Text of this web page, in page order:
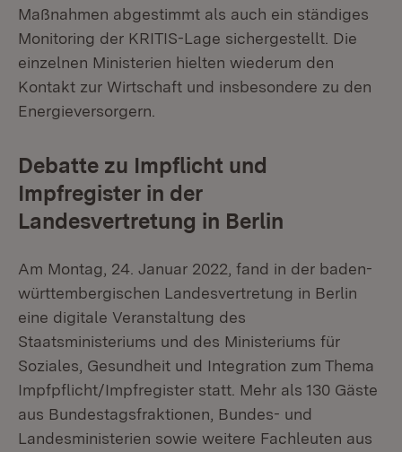
Maßnahmen abgestimmt als auch ein ständiges
Monitoring der KRITIS-Lage sichergestellt. Die
einzelnen Ministerien hielten wiederum den
Kontakt zur Wirtschaft und insbesondere zu den
Energieversorgern.
Debatte zu Impflicht und
Impfregister in der
Landesvertretung in Berlin
Am Montag, 24. Januar 2022, fand in der baden-
württembergischen Landesvertretung in Berlin
eine digitale Veranstaltung des
Staatsministeriums und des Ministeriums für
Soziales, Gesundheit und Integration zum Thema
Impfpflicht/Impfregister statt. Mehr als 130 Gäste
aus Bundestagsfraktionen, Bundes- und
Landesministerien sowie weitere Fachleuten aus